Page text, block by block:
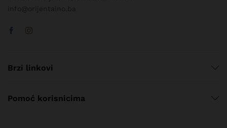
Brzi linkovi
Pomoć korisnicima